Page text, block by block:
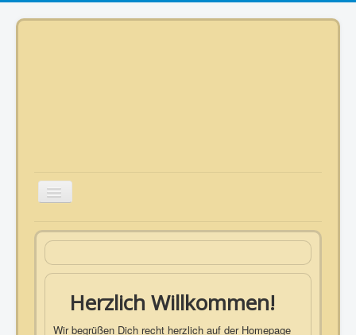
Toggle
Navigation
Herzlich Willkommen!
Wir begrüßen Dich recht herzlich auf der Homepage